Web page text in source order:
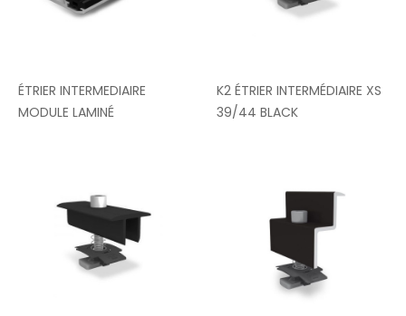
ÉTRIER INTERMEDIAIRE
MODULE LAMINÉ
K2 ÉTRIER INTERMÉDIAIRE XS
39/44 BLACK